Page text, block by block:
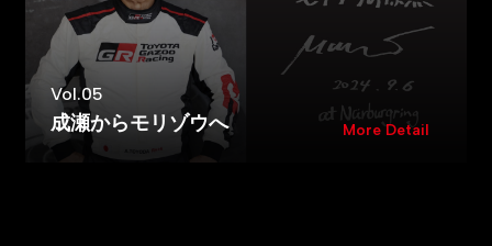
Vol.05
成瀬からモリゾウへ More Detail